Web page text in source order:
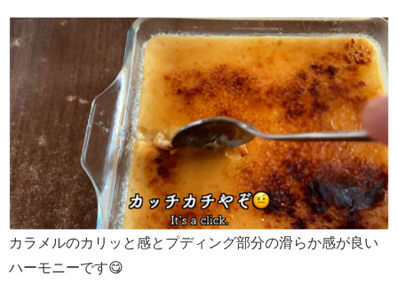
カラメルのカリッと感とプディング部分の滑らか感が良い
ハーモニーです😋